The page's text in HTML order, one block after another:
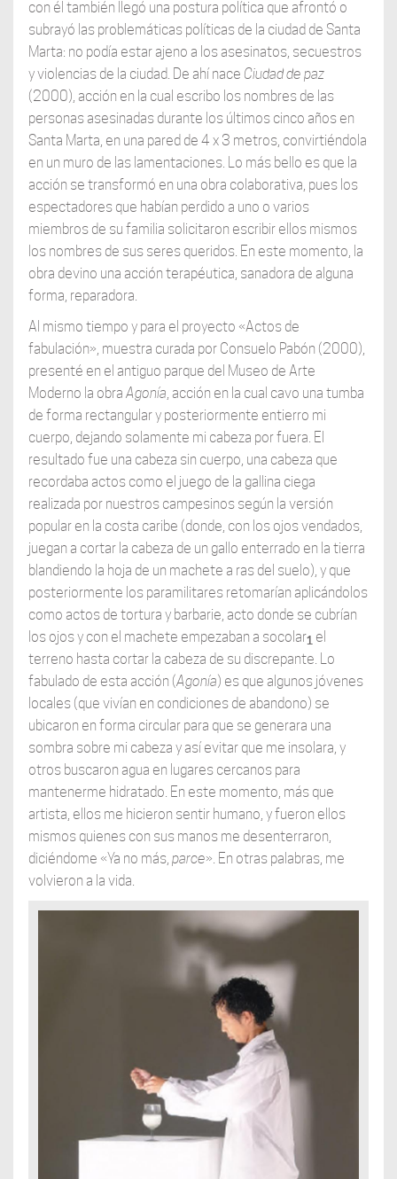
con él también llegó una postura política que afrontó o
subrayó las problemáticas políticas de la ciudad de Santa
Marta: no podía estar ajeno a los asesinatos, secuestros
y violencias de la ciudad. De ahí nace Ciudad de paz
(2000), acción en la cual escribo los nombres de las
personas asesinadas durante los últimos cinco años en
Santa Marta, en una pared de 4 x 3 metros, convirtiéndola
en un muro de las lamentaciones. Lo más bello es que la
acción se transformó en una obra colaborativa, pues los
espectadores que habían perdido a uno o varios
miembros de su familia solicitaron escribir ellos mismos
los nombres de sus seres queridos. En este momento, la
obra devino una acción terapéutica, sanadora de alguna
forma, reparadora.
Al mismo tiempo y para el proyecto «Actos de
fabulación», muestra curada por Consuelo Pabón (2000),
presenté en el antiguo parque del Museo de Arte
Moderno la obra Agonía, acción en la cual cavo una tumba
de forma rectangular y posteriormente entierro mi
cuerpo, dejando solamente mi cabeza por fuera. El
resultado fue una cabeza sin cuerpo, una cabeza que
recordaba actos como el juego de la gallina ciega
realizada por nuestros campesinos según la versión
popular en la costa caribe (donde, con los ojos vendados,
juegan a cortar la cabeza de un gallo enterrado en la tierra
blandiendo la hoja de un machete a ras del suelo), y que
posteriormente los paramilitares retomarían aplicándolos
como actos de tortura y barbarie, acto donde se cubrían
los ojos y con el machete empezaban a socolar1 el
terreno hasta cortar la cabeza de su discrepante. Lo
fabulado de esta acción (Agonía) es que algunos jóvenes
locales (que vivían en condiciones de abandono) se
ubicaron en forma circular para que se generara una
sombra sobre mi cabeza y así evitar que me insolara, y
otros buscaron agua en lugares cercanos para
mantenerme hidratado. En este momento, más que
artista, ellos me hicieron sentir humano, y fueron ellos
mismos quienes con sus manos me desenterraron,
diciéndome «Ya no más, parce». En otras palabras, me
volvieron a la vida.